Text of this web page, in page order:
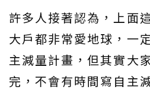
許多人接著認為，上面
大戶都非常愛地球，一
主減量計畫，但其實大
完，不會有時間寫自主